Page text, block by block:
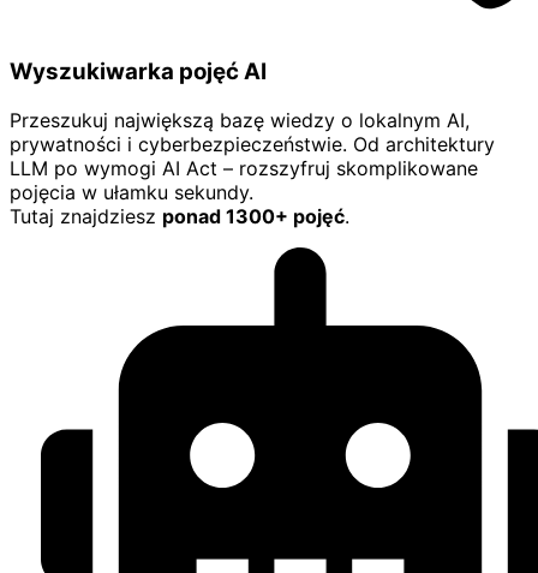
Wyszukiwarka pojęć AI
Przeszukuj największą bazę wiedzy o lokalnym AI,
prywatności i cyberbezpieczeństwie. Od architektury
LLM po wymogi AI Act – rozszyfruj skomplikowane
pojęcia w ułamku sekundy.
Tutaj znajdziesz ponad 1300+ pojęć.